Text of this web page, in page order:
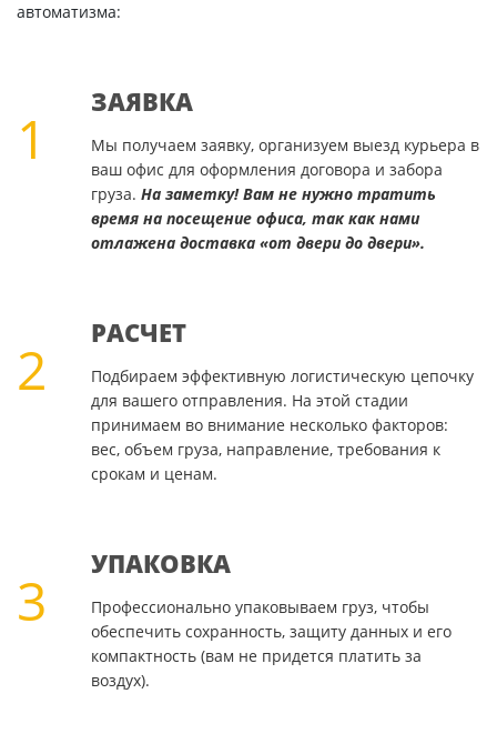
автоматизма:
1
ЗАЯВКА
Мы получаем заявку, организуем выезд курьера в
ваш офис для оформления договора и забора
груза. На заметку! Вам не нужно тратить
время на посещение офиса, так как нами
отлажена доставка «от двери до двери».
2
РАСЧЕТ
Подбираем эффективную логистическую цепочку
для вашего отправления. На этой стадии
принимаем во внимание несколько факторов:
вес, объем груза, направление, требования к
срокам и ценам.
3
УПАКОВКА
Профессионально упаковываем груз, чтобы
обеспечить сохранность, защиту данных и его
компактность (вам не придется платить за
воздух).